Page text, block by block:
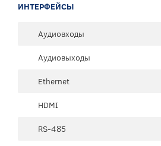
ИНТЕРФЕЙСЫ
Аудиовходы
Аудиовыходы
Ethernet
HDMI
RS-485